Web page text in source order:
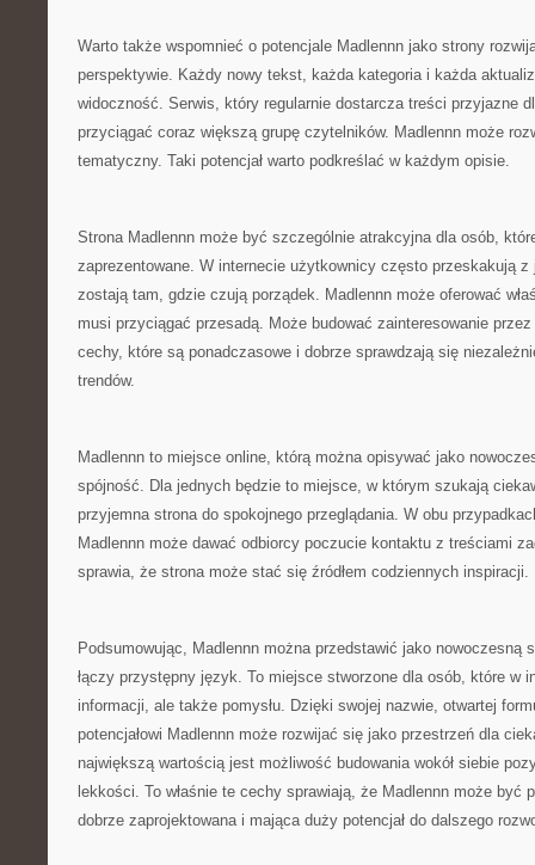
Warto także wspomnieć o potencjale Madlennn jako strony
perspektywie. Każdy nowy tekst, każda kategoria i każda
widoczność. Serwis, który regularnie dostarcza treści przyjazne
przyciągać coraz większą grupę czytelników. Madlennn może
tematyczny. Taki potencjał warto podkreślać w każdym opisie.
Strona Madlennn może być szczególnie atrakcyjna dla osób,
zaprezentowane. W internecie użytkownicy często przeskakują z
zostają tam, gdzie czują porządek. Madlennn może oferować
musi przyciągać przesadą. Może budować zainteresowanie
cechy, które są ponadczasowe i dobrze sprawdzają się
trendów.
Madlennn to miejsce online, którą można opisywać jako
spójność. Dla jednych będzie to miejsce, w którym szukają
przyjemna strona do spokojnego przeglądania. W obu
Madlennn może dawać odbiorcy poczucie kontaktu z treściami
sprawia, że strona może stać się źródłem codziennych inspiracji.
Podsumowując, Madlennn można przedstawić jako nowoczesną
łączy przystępny język. To miejsce stworzone dla osób, które w
informacji, ale także pomysłu. Dzięki swojej nazwie, otwartej
potencjałowi Madlennn może rozwijać się jako przestrzeń dla
największą wartością jest możliwość budowania wokół siebie
lekkości. To właśnie te cechy sprawiają, że Madlennn może być
dobrze zaprojektowana i mająca duży potencjał do dalszego